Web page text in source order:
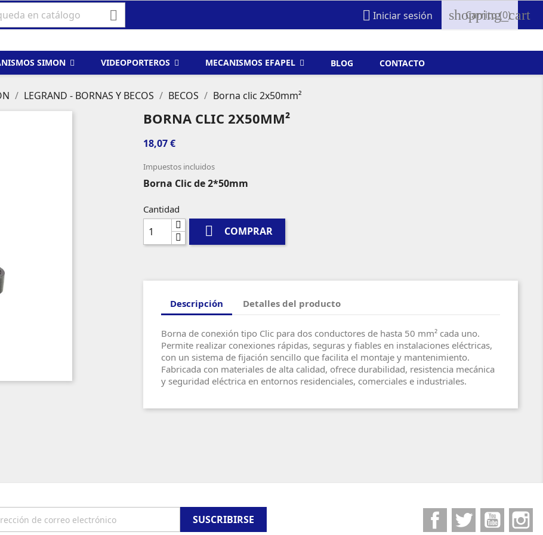
  Iniciar sesión shopping_cart
Carrito(0)
SIMON VIDEOPORTEROS MECANISMOS EFAPEL BLOG CONTACTO
LEGRAND - BORNAS Y BECOS BECOS Borna clic 2x50mm²
BORNA CLIC 2X50MM²
18,07 €
Impuestos incluidos
Borna Clic de 2*50mm
Cantidad
 COMPRAR
Descripción Detalles del producto
Borna de conexión tipo Clic para dos conductores de hasta 50 mm² cada uno.
Permite realizar conexiones rápidas, seguras y fiables en instalaciones eléctricas,
con un sistema de fijación sencillo que facilita el montaje y mantenimiento.
Fabricada con materiales de alta calidad, ofrece durabilidad, resistencia mecánica
y seguridad eléctrica en entornos residenciales, comerciales e industriales.
FacebookTwitter YouTube